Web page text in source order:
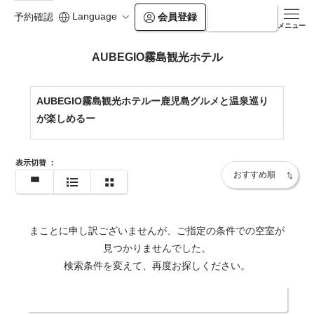
予約確認 Language 会員登録
メニュー
AUBEGIO霧島観光ホテル
AUBEGIO霧島観光ホテルー鹿児島グルメと温泉巡り
が楽しめるー
表示切替 ：
まことに申し訳ございませんが、ご指定の条件での空室が
見つかりませんでした。
検索条件を変えて、再度お探しください。